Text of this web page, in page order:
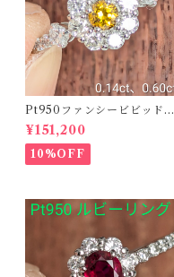
Pt950ファンシービビッドオ
レンジィイエローダイヤリン
グ D 0.144ct D 0.60ct【PR
O208782】
¥151,200
10%OFF